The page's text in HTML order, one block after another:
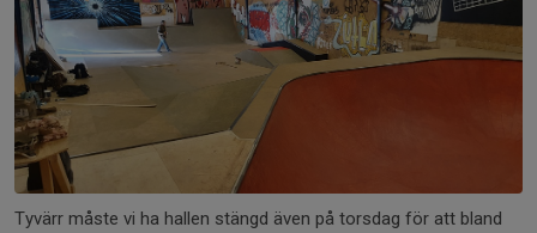
Tyvärr måste vi ha hallen stängd även på torsdag för att bland